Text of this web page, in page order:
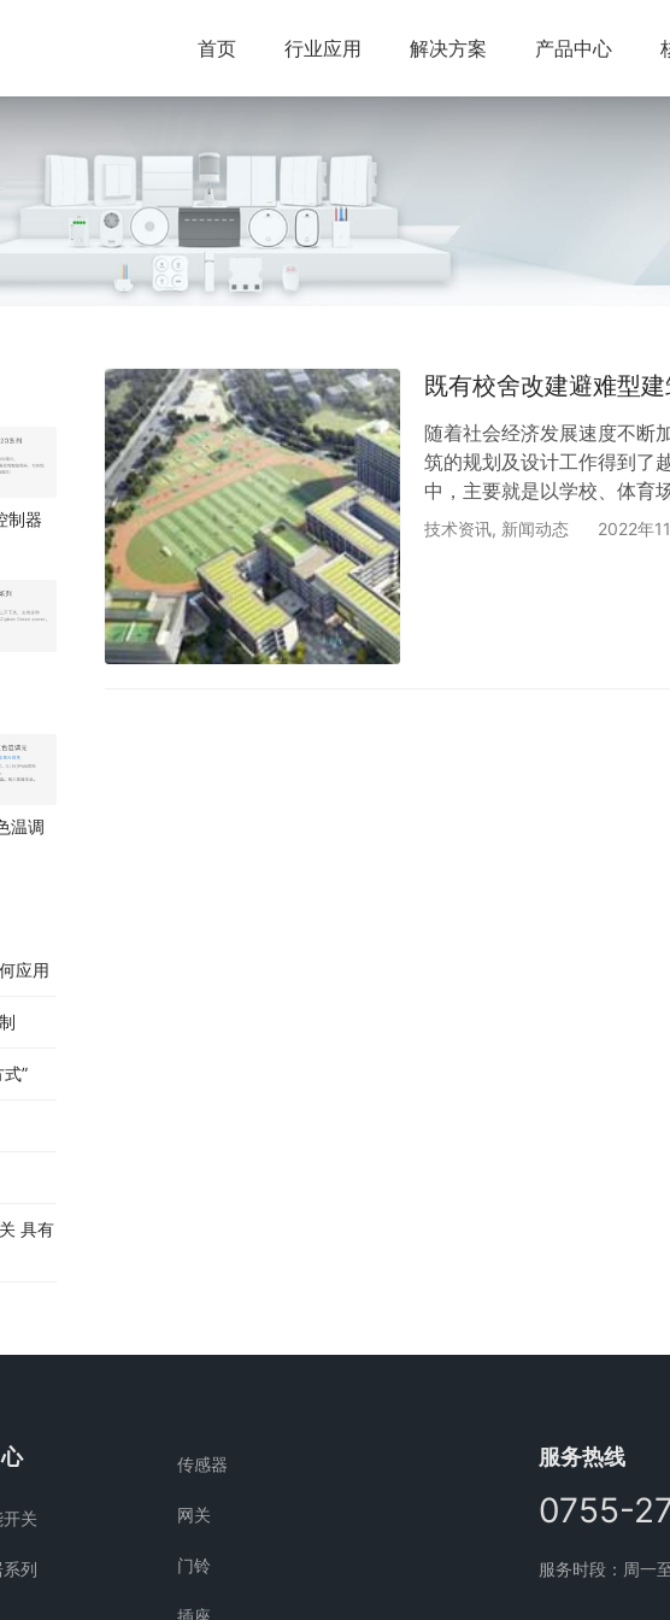
首页 行业应用 解决方案 产品中心
既有校舍改建避难型
随着社会经济发展速度不断
筑的规划及设计工作得到了
中，主要就是以学校、体育
保障基础设施，以有效应对
技术资讯, 新闻动态 2022年
制器
温调
应用
”
具有
关
列
传感器
网关
门铃
插座
服务热线
0755-
服务时段：周一